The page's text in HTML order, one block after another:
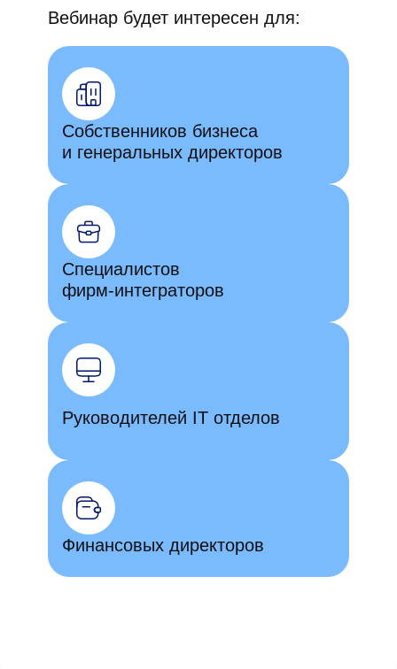
Вебинар будет интересен для:
Собственников бизнеса
и генеральных директоров
Специалистов
фирм-интеграторов
Руководителей IT отделов
Финансовых директоров